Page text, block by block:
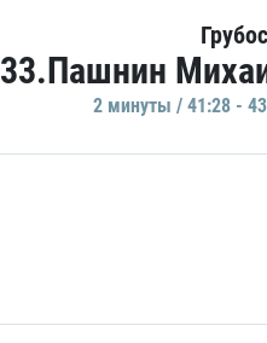
33.Пашнин
2 минуты / 41:28 -